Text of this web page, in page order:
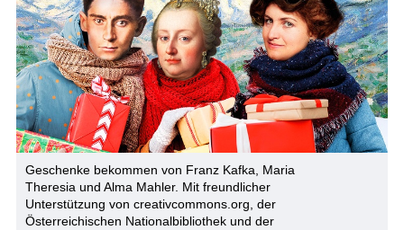
Geschenke bekommen von Franz Kafka, Maria
Theresia und Alma Mahler. Mit freundlicher
Unterstützung von creativcommons.org, der
Österreichischen Nationalbibliothek und der